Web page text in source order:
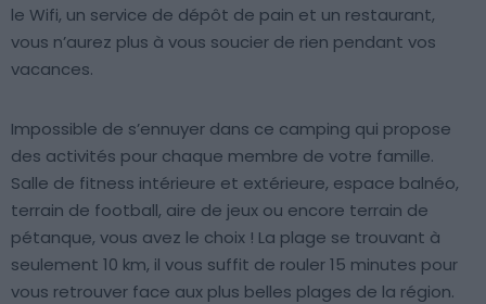
le Wifi, un service de dépôt de pain et un restaurant,
vous n’aurez plus à vous soucier de rien pendant vos
vacances.
Impossible de s’ennuyer dans ce camping qui propose
des activités pour chaque membre de votre famille.
Salle de fitness intérieure et extérieure, espace balnéo,
terrain de football, aire de jeux ou encore terrain de
pétanque, vous avez le choix ! La plage se trouvant à
seulement 10 km, il vous suffit de rouler 15 minutes pour
vous retrouver face aux plus belles plages de la région.